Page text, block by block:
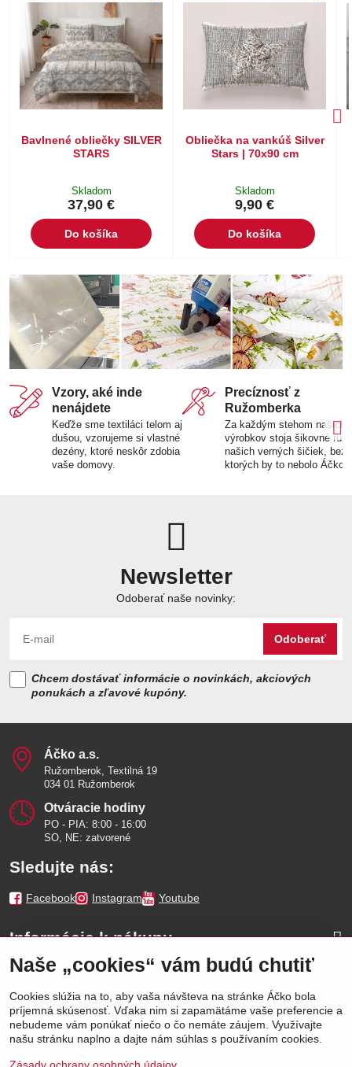
Bavlnené obliečky SILVER
STARS
Skladom
37,90 €
Do košíka
Obliečka na vankúš Silver
Stars | 70x90 cm
Skladom
9,90 €
Do košíka
Vzory, aké inde
nenájdete
Keďže sme textiláci telom aj
dušou, vzorujeme si vlastné
dezény, ktoré neskôr zdobia
vaše domovy.
Precíznosť z
Ružomberka
Za každým stehom našich
výrobkov stoja šikovné ruky
našich verných šičiek, bez
ktorých by to nebolo Áčko.
Newsletter
Odoberať naše novinky:
Odoberať
Chcem dostávať informácie o novinkách, akciových
ponukách a zľavové kupóny.
Áčko a​.s​.
Ružomberok, Textilná 19
034 01 Ružomberok
Otváracie hodiny
PO - PIA: 8:00 - 16:00
SO, NE: zatvorené
Sledujte nás:
Facebook Instagram Youtube
Informácie k nákupu
Naše značky
Výhody
Naše „cookies“ vám budú chutiť
Cookies slúžia na to, aby vaša návšteva na stránke Áčko bola
príjemná skúsenosť. Vďaka nim si zapamätáme vaše preferencie a
nebudeme vám ponúkať niečo o čo nemáte záujem. Využívajte
našu stránku naplno a dajte nám súhlas s používaním cookies.